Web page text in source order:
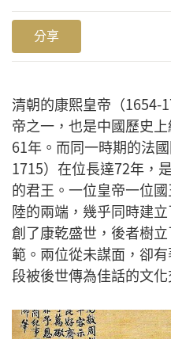
分享
清朝的康熙皇帝（1654-
帝之一，也是中國歷史
61年。而同一時期的法
1715）在位長達72年，
的君王。一位皇帝一位
陸的兩端，幾乎同時建
創了康乾盛世，後者樹
範。兩位從未謀面，卻
段被後世傳為佳話的文化